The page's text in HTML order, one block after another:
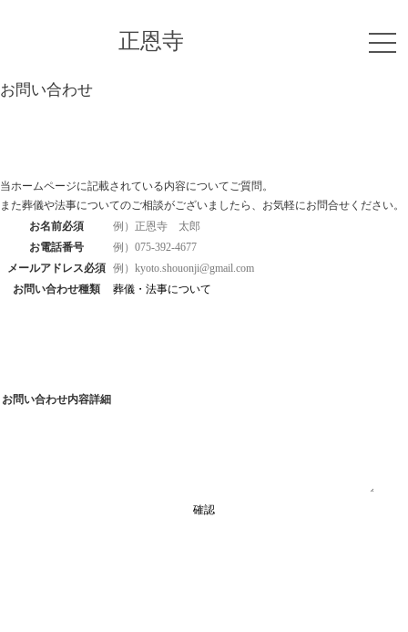
正恩寺
お問い合わせ
当ホームページに記載されている内容についてご質問。
また葬儀や法事についてのご相談がございましたら、お気軽にお問合せください。
お名前必須
お電話番号
メールアドレス必須
お問い合わせ種類
お問い合わせ内容詳細